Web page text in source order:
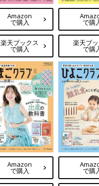
Amazon
で購入
楽天ブックス
で購入
で購
楽天ブ
で購
Amazon
で購入 で購